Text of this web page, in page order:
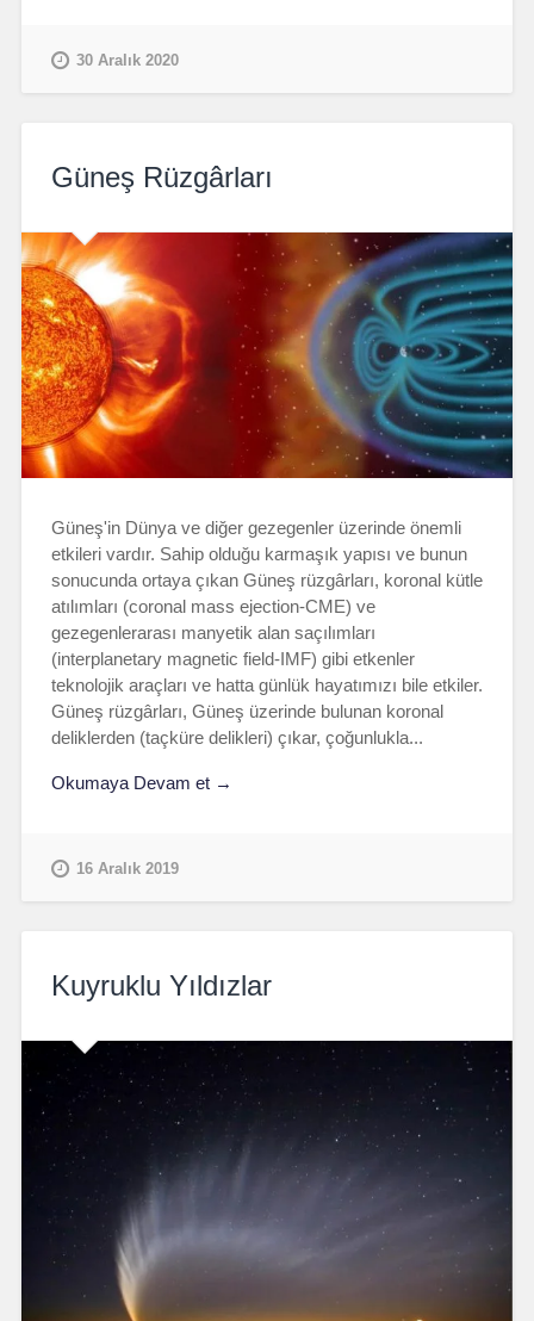
30 Aralık 2020
Güneş Rüzgârları
Güneş'in Dünya ve diğer gezegenler üzerinde önemli
etkileri vardır. Sahip olduğu karmaşık yapısı ve bunun
sonucunda ortaya çıkan Güneş rüzgârları, koronal kütle
atılımları (coronal mass ejection-CME) ve
gezegenlerarası manyetik alan saçılımları
(interplanetary magnetic field-IMF) gibi etkenler
teknolojik araçları ve hatta günlük hayatımızı bile etkiler.
Güneş rüzgârları, Güneş üzerinde bulunan koronal
deliklerden (taçküre delikleri) çıkar, çoğunlukla...
Okumaya Devam et →
16 Aralık 2019
Kuyruklu Yıldızlar